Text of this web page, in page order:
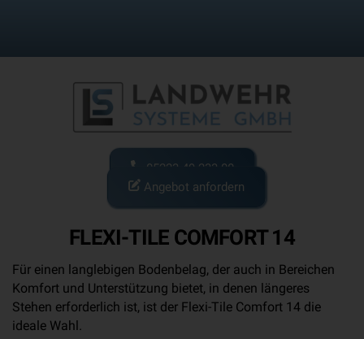
05223-49 233 00
Angebot anfordern
FLEXI-TILE COMFORT 14
Für einen langlebigen Bodenbelag, der auch in Bereichen
Komfort und Unterstützung bietet, in denen längeres
Stehen erforderlich ist, ist der Flexi-Tile Comfort 14 die
ideale Wahl.